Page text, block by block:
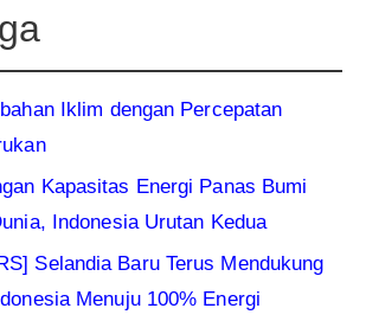
Iklim dengan Percepatan
Kapasitas Energi Panas Bumi
Indonesia Urutan Kedua
Selandia Baru Terus Mendukung
Menuju 100% Energi